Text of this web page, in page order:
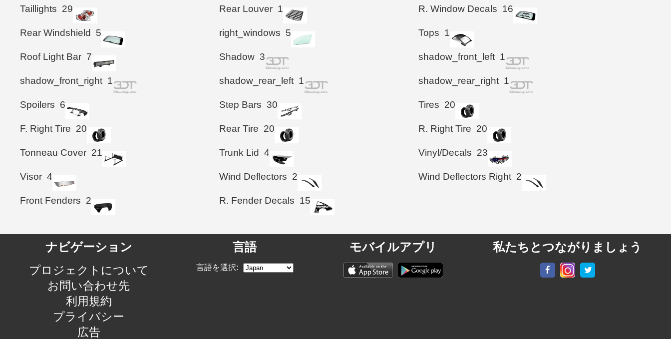
Taillights 29 Rear Louver 1 R. Window Decals 16
Rear Windshield 5 right_windows 5 Tops 1
Roof Light Bar 7 Shadow 3 shadow_front_left 1
shadow_front_right 1 shadow_rear_left 1 shadow_rear_right 1
Spoilers 6 Step Bars 30 Tires 20
F. Right Tire 20 Rear Tire 20 R. Right Tire 20
Tonneau Cover 21 Trunk Lid 4 Vinyl/Decals 23
Visor 4 Wind Deflectors 2 Wind Deflectors Right 2
Front Fenders 2 R. Fender Decals 15
ナビゲーション
プロジェクトについて
お問い合わせ先
利用規約
プライバシー
広告
言語
言語を選択:
モバイルアプリ 私たちとつながりましょう